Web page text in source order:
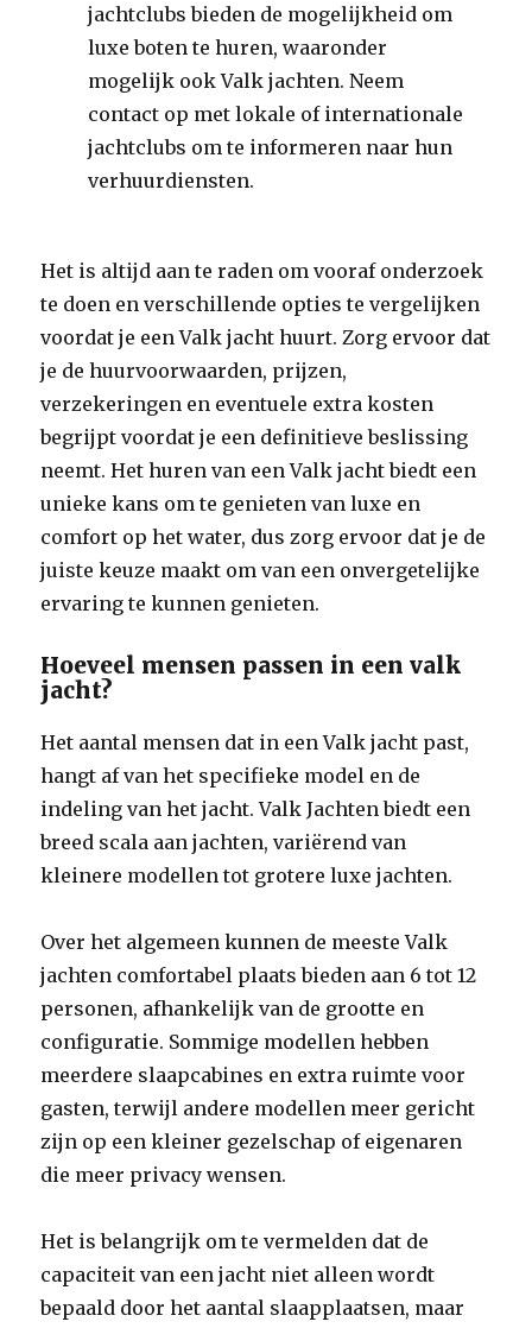
jachtclubs bieden de mogelijkheid om
luxe boten te huren, waaronder
mogelijk ook Valk jachten. Neem
contact op met lokale of internationale
jachtclubs om te informeren naar hun
verhuurdiensten.
Het is altijd aan te raden om vooraf onderzoek
te doen en verschillende opties te vergelijken
voordat je een Valk jacht huurt. Zorg ervoor dat
je de huurvoorwaarden, prijzen,
verzekeringen en eventuele extra kosten
begrijpt voordat je een definitieve beslissing
neemt. Het huren van een Valk jacht biedt een
unieke kans om te genieten van luxe en
comfort op het water, dus zorg ervoor dat je de
juiste keuze maakt om van een onvergetelijke
ervaring te kunnen genieten.
Hoeveel mensen passen in een valk
jacht?
Het aantal mensen dat in een Valk jacht past,
hangt af van het specifieke model en de
indeling van het jacht. Valk Jachten biedt een
breed scala aan jachten, variërend van
kleinere modellen tot grotere luxe jachten.
Over het algemeen kunnen de meeste Valk
jachten comfortabel plaats bieden aan 6 tot 12
personen, afhankelijk van de grootte en
configuratie. Sommige modellen hebben
meerdere slaapcabines en extra ruimte voor
gasten, terwijl andere modellen meer gericht
zijn op een kleiner gezelschap of eigenaren
die meer privacy wensen.
Het is belangrijk om te vermelden dat de
capaciteit van een jacht niet alleen wordt
bepaald door het aantal slaapplaatsen, maar